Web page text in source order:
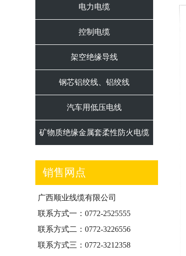
电力电缆
控制电缆
架空绝缘导线
钢芯铝绞线、铝绞线
汽车用低压电线
矿物质绝缘金属套柔性防火电缆
销售网点
广西顺业线缆有限公司
联系方式一：0772-2525555
联系方式二：0772-3226556
联系方式三：0772-3212358